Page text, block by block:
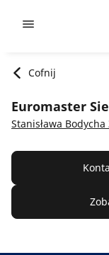
Cofnij
Euromaster
Stanisława